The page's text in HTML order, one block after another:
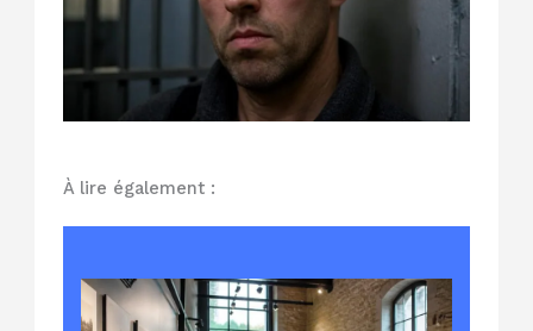
À lire également :